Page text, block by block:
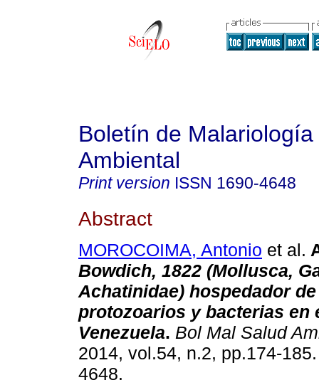
Boletín de
Ambiental
Print version ISSN 1690-4648
Abstract
MOROCOIMA, Antonio et al.
Bowdich, 1822 (Mollusca,
Achatinidae) hospedador
protozoarios y bacterias en
Venezuela. Bol Mal Salud
2014, vol.54, n.2, pp.174-
4648.